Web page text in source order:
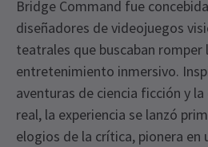
Bridge Command fue
diseñadores de videojuegos
teatrales que buscaban
entretenimiento inmersivo.
aventuras de ciencia ficción y
real, la experiencia se lanzó
elogios de la crítica, pionera en